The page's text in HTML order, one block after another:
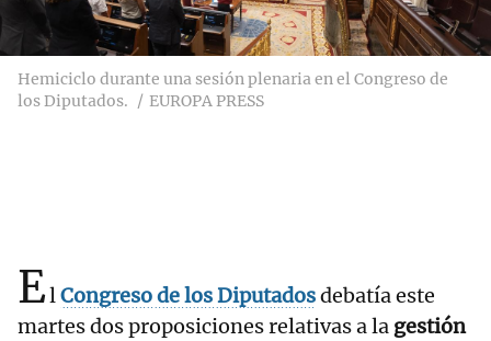
Hemiciclo durante una sesión plenaria en el Congreso de
los Diputados.
EUROPA PRESS
ElCongreso de los Diputadosdebatía este
martes dos proposiciones relativas a la gestión